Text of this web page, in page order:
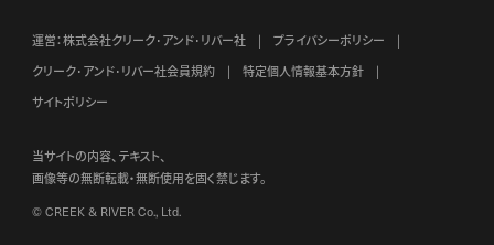
運営：株式会社クリーク･アンド･リバー社
プライバシーポリシー
クリーク･アンド･リバー社会員規約
特定個人情報基本方針
サイトポリシー
当サイトの内容、テキスト、
画像等の無断転載・無断使用を固く禁じます。
© CREEK & RIVER Co., Ltd.